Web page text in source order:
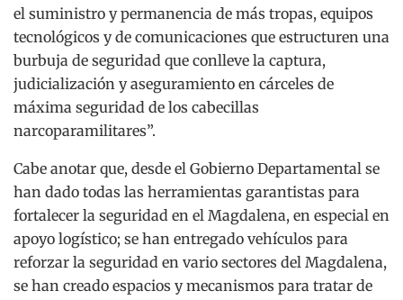
el suministro y permanencia de más tropas, equipos
tecnológicos y de comunicaciones que estructuren una
burbuja de seguridad que conlleve la captura,
judicialización y aseguramiento en cárceles de
máxima seguridad de los cabecillas
narcoparamilitares”.
Cabe anotar que, desde el Gobierno Departamental se
han dado todas las herramientas garantistas para
fortalecer la seguridad en el Magdalena, en especial en
apoyo logístico; se han entregado vehículos para
reforzar la seguridad en vario sectores del Magdalena,
se han creado espacios y mecanismos para tratar de